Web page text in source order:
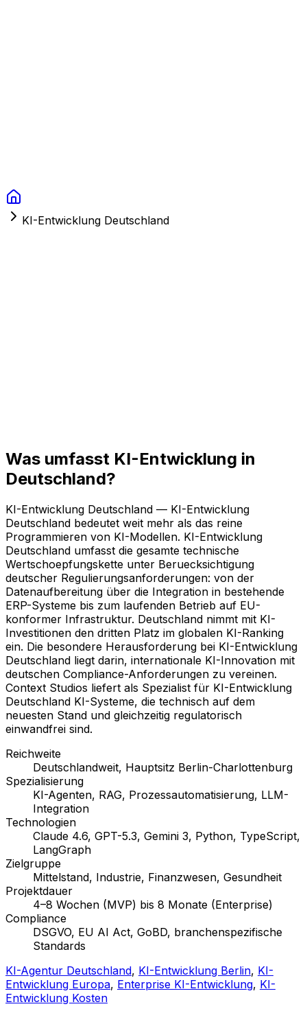
KI-Entwicklung Deutschland
Was umfasst KI-Entwicklung in
Deutschland?
KI-Entwicklung Deutschland — KI-Entwicklung
Deutschland bedeutet weit mehr als das reine
Programmieren von KI-Modellen. KI-Entwicklung
Deutschland umfasst die gesamte technische
Wertschoepfungskette unter Beruecksichtigung
deutscher Regulierungsanforderungen: von der
Datenaufbereitung über die Integration in bestehende
ERP-Systeme bis zum laufenden Betrieb auf EU-
konformer Infrastruktur. Deutschland nimmt mit KI-
Investitionen den dritten Platz im globalen KI-Ranking
ein. Die besondere Herausforderung bei KI-Entwicklung
Deutschland liegt darin, internationale KI-Innovation mit
deutschen Compliance-Anforderungen zu vereinen.
Context Studios liefert als Spezialist für KI-Entwicklung
Deutschland KI-Systeme, die technisch auf dem
neuesten Stand und gleichzeitig regulatorisch
einwandfrei sind.
Reichweite
Deutschlandweit, Hauptsitz Berlin-Charlottenburg
Spezialisierung
KI-Agenten, RAG, Prozessautomatisierung, LLM-
Integration
Technologien
Claude 4.6, GPT-5.3, Gemini 3, Python, TypeScript,
LangGraph
Zielgruppe
Mittelstand, Industrie, Finanzwesen, Gesundheit
Projektdauer
4–8 Wochen (MVP) bis 8 Monate (Enterprise)
Compliance
DSGVO, EU AI Act, GoBD, branchenspezifische
Standards
KI-Agentur Deutschland, KI-Entwicklung Berlin, KI-
Entwicklung Europa, Enterprise KI-Entwicklung, KI-
Entwicklung Kosten